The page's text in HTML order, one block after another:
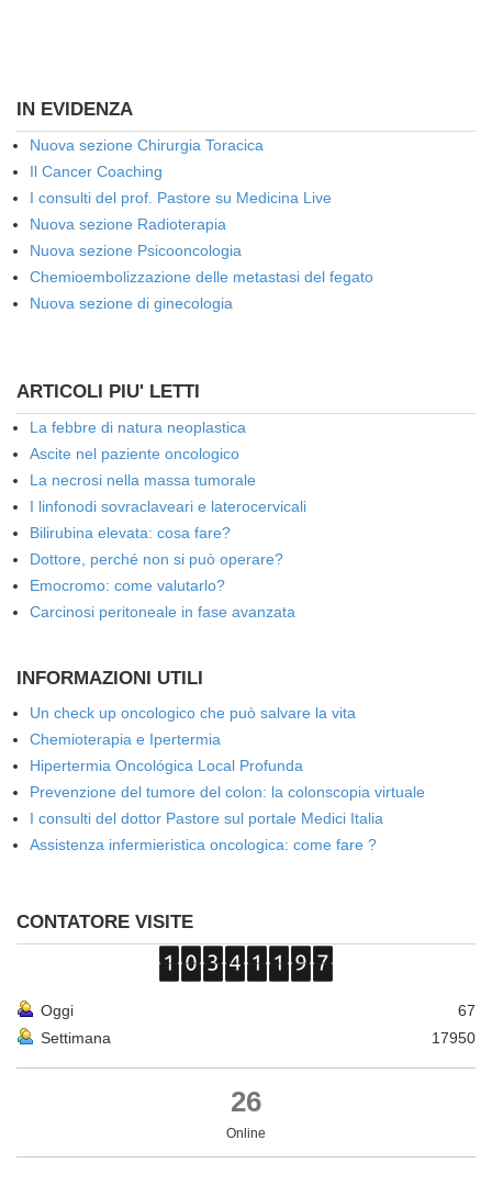
IN EVIDENZA
Nuova sezione Chirurgia Toracica
Il Cancer Coaching
I consulti del prof. Pastore su Medicina Live
Nuova sezione Radioterapia
Nuova sezione Psicooncologia
Chemioembolizzazione delle metastasi del fegato
Nuova sezione di ginecologia
ARTICOLI PIU' LETTI
La febbre di natura neoplastica
Ascite nel paziente oncologico
La necrosi nella massa tumorale
I linfonodi sovraclaveari e laterocervicali
Bilirubina elevata: cosa fare?
Dottore, perché non si può operare?
Emocromo: come valutarlo?
Carcinosi peritoneale in fase avanzata
INFORMAZIONI UTILI
Un check up oncologico che può salvare la vita
Chemioterapia e Ipertermia
Hipertermia Oncológica Local Profunda
Prevenzione del tumore del colon: la colonscopia virtuale
I consulti del dottor Pastore sul portale Medici Italia
Assistenza infermieristica oncologica: come fare ?
CONTATORE VISITE
Oggi
67
Settimana
17950
26
Online